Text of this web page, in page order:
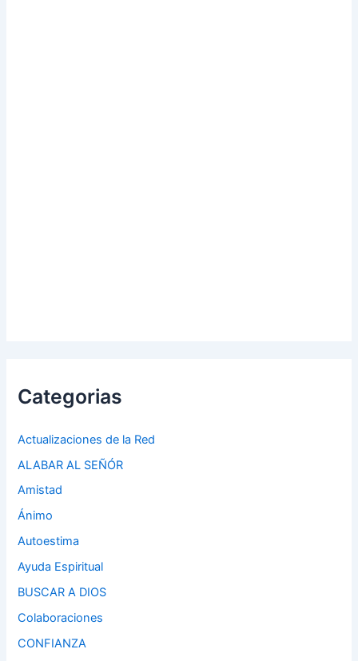
Categorias
Actualizaciones de la Red
ALABAR AL SEÑÓR
Amistad
Ánimo
Autoestima
Ayuda Espiritual
BUSCAR A DIOS
Colaboraciones
CONFIANZA